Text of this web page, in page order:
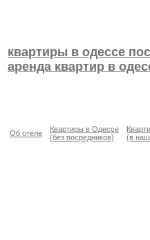
квартиры в одессе
аренда квартир в
Об отеле
Квартиры в Одессе
(без посредников)
(в